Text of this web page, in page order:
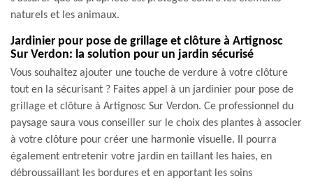
naturels et les animaux.
Jardinier pour pose de grillage et clôture à Artignosc
Sur Verdon: la solution pour un jardin sécurisé
Vous souhaitez ajouter une touche de verdure à votre clôture
tout en la sécurisant ? Faites appel à un jardinier pour pose de
grillage et clôture à Artignosc Sur Verdon. Ce professionnel du
paysage saura vous conseiller sur le choix des plantes à associer
à votre clôture pour créer une harmonie visuelle. Il pourra
également entretenir votre jardin en taillant les haies, en
débroussaillant les bordures et en apportant les soins